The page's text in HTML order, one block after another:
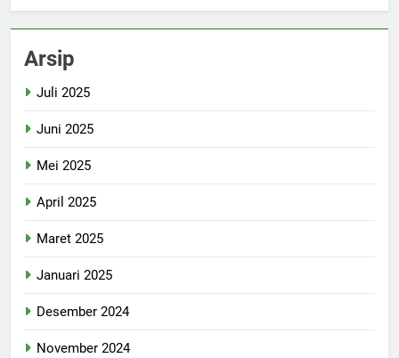
Arsip
Juli 2025
Juni 2025
Mei 2025
April 2025
Maret 2025
Januari 2025
Desember 2024
November 2024